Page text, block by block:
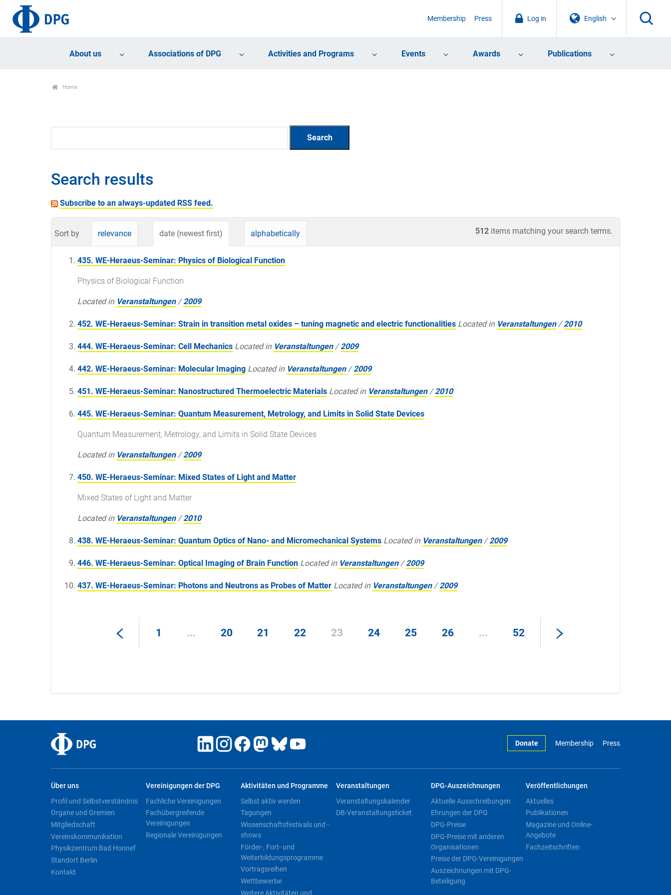
English
Log in
Membership Press
About us Associations of DPG Activities and Programs Events Awards Publications
Home
Search results
Subscribe to an always-updated RSS feed.
512 items matching your search terms.
Sort by relevance date (newest first) alphabetically
435. WE-Heraeus-Seminar: Physics of Biological Function
Physics of Biological Function
Located in Veranstaltungen /2009
452. WE-Heraeus-Seminar: Strain in transition metal oxides – tuning magnetic and electric functionalities Located in Veranstaltungen /2010
444. WE-Heraeus-Seminar: Cell Mechanics Located in Veranstaltungen /2009
442. WE-Heraeus-Seminar: Molecular Imaging Located in Veranstaltungen /2009
451. WE-Heraeus-Seminar: Nanostructured Thermoelectric Materials Located in Veranstaltungen /2010
445. WE-Heraeus-Seminar: Quantum Measurement, Metrology, and Limits in Solid State Devices
Quantum Measurement, Metrology, and Limits in Solid State Devices
Located in Veranstaltungen /2009
450. WE-Heraeus-Seminar: Mixed States of Light and Matter
Mixed States of Light and Matter
Located in Veranstaltungen /2010
438. WE-Heraeus-Seminar: Quantum Optics of Nano- and Micromechanical Systems Located in Veranstaltungen /2009
446. WE-Heraeus-Seminar: Optical Imaging of Brain Function Located in Veranstaltungen /2009
437. WE-Heraeus-Seminar: Photons and Neutrons as Probes of Matter Located in Veranstaltungen /2009
1 ... 20 21 22 23 24 25 26 ... 52
Donate Membership Press
Über uns
Profil und Selbstverständnis
Organe und Gremien
Mitgliedschaft
Vereinskommunikation
Physikzentrum Bad Honnef
Standort Berlin
Kontakt
Vereinigungen der DPG
Fachliche Vereinigungen
Fachübergreifende
Vereinigungen
Regionale Vereinigungen
Aktivitäten und Programme
Selbst aktiv werden
Tagungen
Wissenschaftsfestivals und -
shows
Förder-, Fort- und
Weiterbildungsprogramme
Vortragsreihen
Wettbewerbe
Weitere Aktivitäten und
Veranstaltungen
Veranstaltungskalender
DB-Veranstaltungsticket
DPG-Auszeichnungen
Aktuelle Ausschreibungen
Ehrungen der DPG
DPG-Preise
DPG-Preise mit anderen
Organisationen
Preise der DPG-Vereinigungen
Auszeichnungen mit DPG-
Beteiligung
Veröffentlichungen
Aktuelles
Publikationen
Magazine und Online-
Angebote
Fachzeitschriften